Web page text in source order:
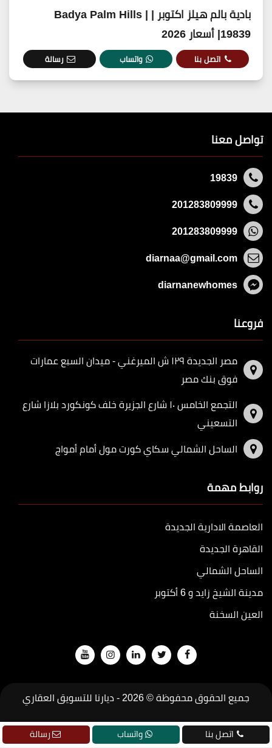
بادية بالم هيلز اكتوبر | Badya Palm Hills |
19839| أسعار 2026
اتصل بنا واتساب رسالة
تواصل معنا
19839
201283809999
201283809999
diarnaa@gmail.com
diarnanewhomes
فروعنا
مصر الجديدة ١٢٩ ش الميرغني - ميدان السبع عمارات
فوق بنك مصر
التجمع الخامس ١٠ شارع الجزيرة خلف كونكورد بلازا شارع
التسعيني
الساحل الشمالي سكاي كورت مول أمام أمواج
روابط مهمة
العاصمة الادارية الجديدة
القاهرة الجديدة
الساحل الشمالي
مدينة الشيخ زايد و 6 أكتوبر
العين السخنة
جميع الحقوق محفوظة © 2026 -
ديارنا للتسويق العقاري
تطويرجودة اتصل بنا واتساب رسالة